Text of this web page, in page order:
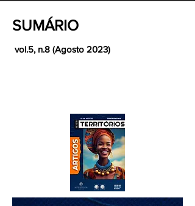
SUMÁRIO
vol.5, n.8 (Agosto 2023)